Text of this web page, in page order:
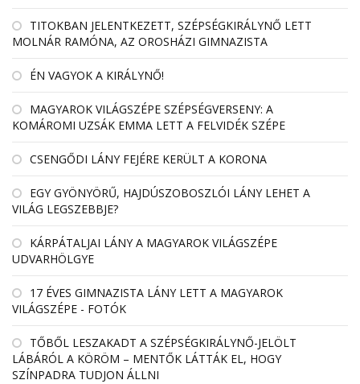
TITOKBAN JELENTKEZETT, SZÉPSÉGKIRÁLYNŐ LETT
MOLNÁR RAMÓNA, AZ OROSHÁZI GIMNAZISTA
ÉN VAGYOK A KIRÁLYNŐ!
MAGYAROK VILÁGSZÉPE SZÉPSÉGVERSENY: A
KOMÁROMI UZSÁK EMMA LETT A FELVIDÉK SZÉPE
CSENGŐDI LÁNY FEJÉRE KERÜLT A KORONA
EGY GYÖNYÖRŰ, HAJDÚSZOBOSZLÓI LÁNY LEHET A
VILÁG LEGSZEBBJE?
KÁRPÁTALJAI LÁNY A MAGYAROK VILÁGSZÉPE
UDVARHÖLGYE
17 ÉVES GIMNAZISTA LÁNY LETT A MAGYAROK
VILÁGSZÉPE - FOTÓK
TŐBŐL LESZAKADT A SZÉPSÉGKIRÁLYNŐ-JELÖLT
LÁBÁRÓL A KÖRÖM – MENTŐK LÁTTÁK EL, HOGY
SZÍNPADRA TUDJON ÁLLNI